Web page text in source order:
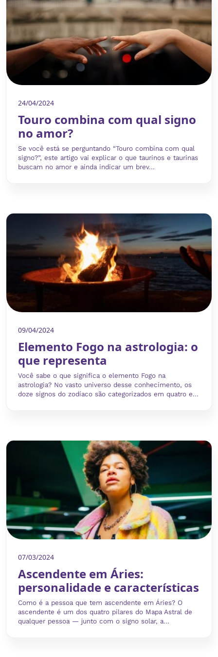
24/04/2024
Touro combina com qual signo
no amor?
Se você está se perguntando “Touro combina com qual
signo?”, este artigo vai explicar o que taurinos e taurinas
buscam no amor e ainda indicar um brev...
09/04/2024
Elemento Fogo na astrologia: o
que representa
Você sabe o que significa o elemento Fogo na
astrologia? No vasto universo desse conhecimento, os
doze signos do zodíaco são categorizados em quatro e...
07/03/2024
Ascendente em Áries:
personalidade e características
Como é a pessoa que tem ascendente em Áries? O
ascendente é um dos quatro pilares do Mapa Astral de
qualquer pessoa — junto com o signo solar, a...